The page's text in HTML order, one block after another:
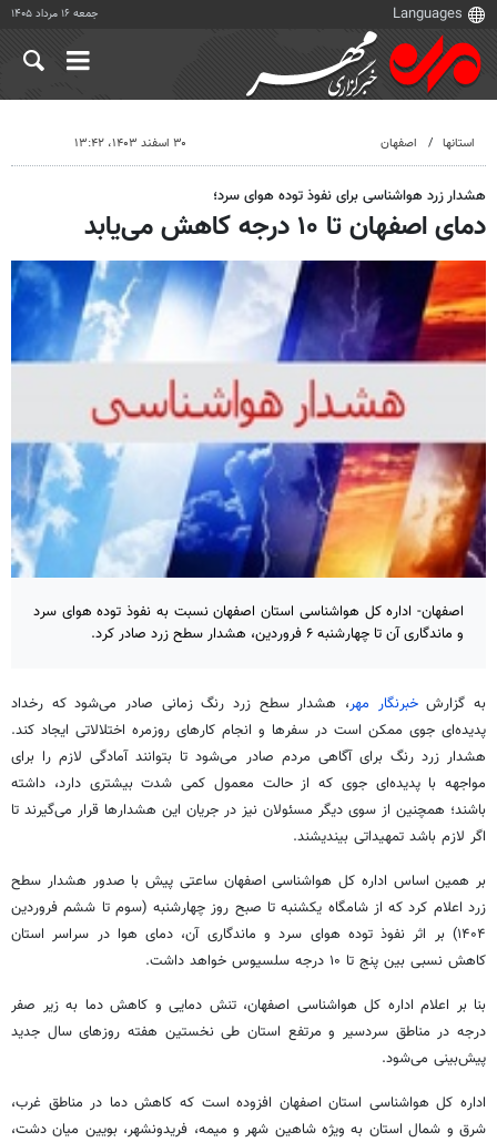
جمعه ۱۶ مرداد ۱۴۰۵
استانها اصفهان ۳۰ اسفند ۱۴۰۳، ۱۳:۴۲
هشدار زرد هواشناسی برای نفوذ توده هوای سرد؛
دمای اصفهان تا ۱۰ درجه کاهش می‌یابد
اصفهان- اداره کل هواشناسی استان اصفهان نسبت به نفوذ توده هوای سرد
و ماندگاری آن تا چهارشنبه ۶ فروردین، هشدار سطح زرد صادر کرد.
به گزارشخبرنگار مهر، هشدار سطح زرد رنگ زمانی صادر می‌شود که رخداد
پدیده‌ای جوی ممکن است در سفرها و انجام کارهای روزمره اختلالاتی ایجاد کند.
هشدار زرد رنگ برای آگاهی مردم صادر می‌شود تا بتوانند آمادگی لازم را برای
مواجهه با پدیده‌ای جوی که از حالت معمول کمی شدت بیشتری دارد، داشته
باشند؛ همچنین از سوی دیگر مسئولان نیز در جریان این هشدارها قرار می‌گیرند تا
اگر لازم باشد تمهیداتی بیندیشند.
بر همین اساس اداره کل هواشناسی اصفهان ساعتی پیش با صدور هشدار سطح
زرد اعلام کرد که از شامگاه یکشنبه تا صبح روز چهارشنبه (سوم تا ششم فروردین
۱۴۰۴) بر اثر نفوذ توده هوای سرد و ماندگاری آن، دمای هوا در سراسر استان
کاهش نسبی بین پنج تا ۱۰ درجه سلسیوس خواهد داشت.
بنا بر اعلام اداره کل هواشناسی اصفهان، تنش دمایی و کاهش دما به زیر صفر
درجه در مناطق سردسیر و مرتفع استان طی نخستین هفته روزهای سال جدید
پیش‌بینی می‌شود.
اداره کل هواشناسی استان اصفهان افزوده است که کاهش دما در مناطق غرب،
شرق و شمال استان به ویژه شاهین شهر و میمه، فریدونشهر، بویین میان دشت،